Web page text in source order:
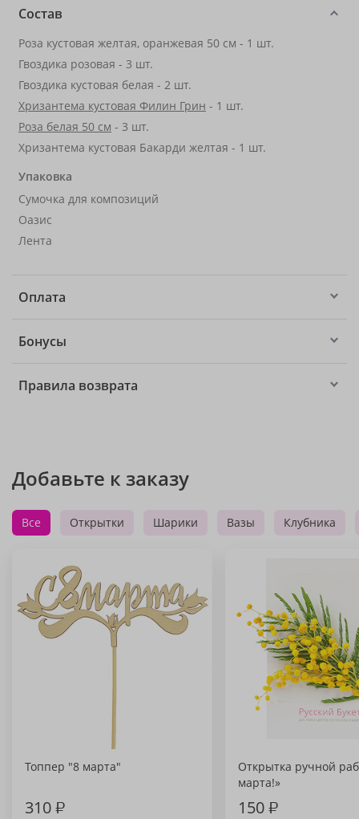
Состав
Роза кустовая желтая, оранжевая 50 см - 1 шт.
Гвоздика розовая - 3 шт.
Гвоздика кустовая белая - 2 шт.
Хризантема кустовая Филин Грин - 1 шт.
Роза белая 50 см - 3 шт.
Хризантема кустовая Бакарди желтая - 1 шт.
Упаковка
Сумочка для композиций
Оазис
Лента
Оплата
Бонусы
Правила возврата
Добавьте к заказу
Все Открытки Шарики Вазы Клубника
Топпер "8 марта"
310₽
Открытка ручной
марта!»
150₽